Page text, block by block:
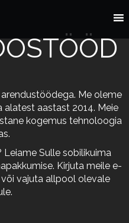
Me oleme
aastast 2014. Meie
kogemus tehnoloogia
Sulle sobilikuima
Kirjuta meile e-
või vajuta allpool olevale